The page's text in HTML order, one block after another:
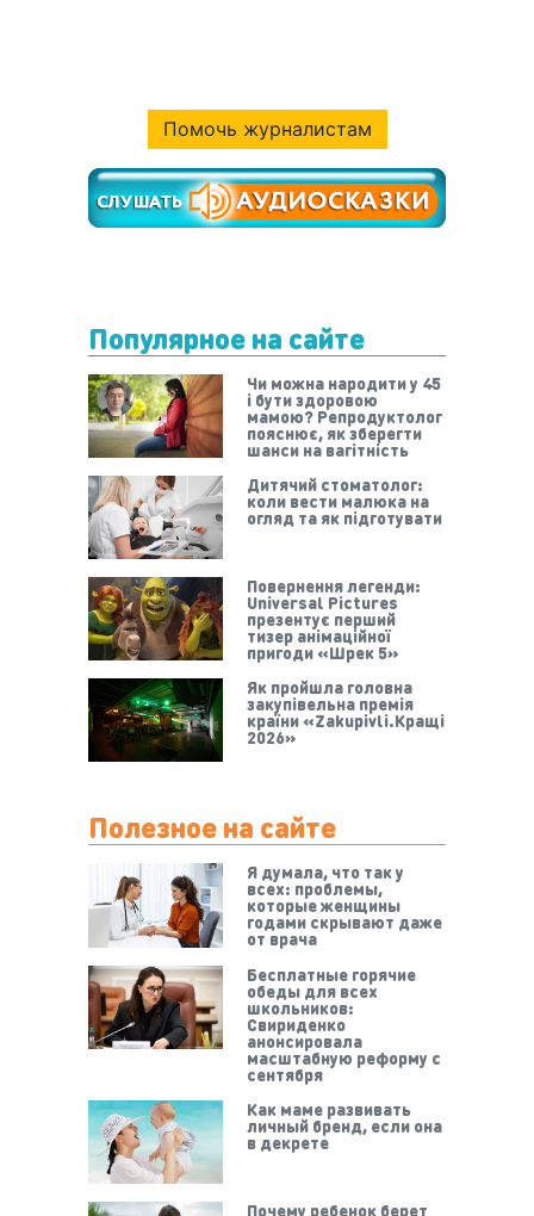
Помочь журналистам
Популярное на сайте
Чи можна народити у 45
і бути здоровою
мамою? Репродуктолог
пояснює, як зберегти
шанси на вагітність
Дитячий стоматолог:
коли вести малюка на
огляд та як підготувати
Повернення легенди:
Universal Pictures
презентує перший
тизер анімаційної
пригоди «Шрек 5»
Як пройшла головна
закупівельна премія
країни «Zakupivli.Кращі
2026»
Полезное на сайте
Я думала, что так у
всех: проблемы,
которые женщины
годами скрывают даже
от врача
Бесплатные горячие
обеды для всех
школьников:
Свириденко
анонсировала
масштабную реформу с
сентября
Как маме развивать
личный бренд, если она
в декрете
Почему ребенок берет